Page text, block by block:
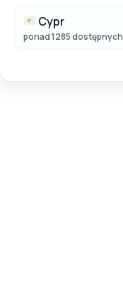
Cypr
ponad 1285 dostępnych